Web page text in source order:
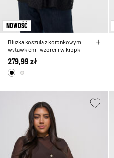
NOWOŚĆ
Bluzka koszula z koronkowym
wstawkiem i wzorem w kropki
279,99 zł